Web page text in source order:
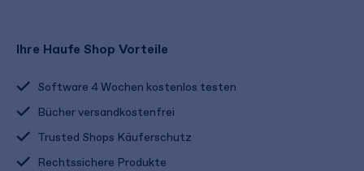
Ihre Haufe Shop Vorteile
Software 4 Wochen kostenlos testen
Bücher versandkostenfrei
Trusted Shops Käuferschutz
Rechtssichere Produkte